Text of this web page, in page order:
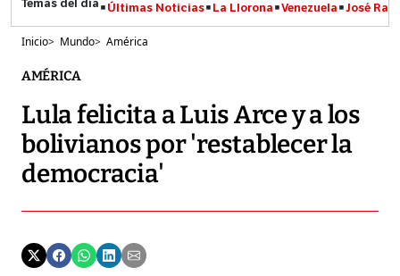
Últimas Noticias La Llorona Venezuela José
Inicio> Mundo> América
AMÉRICA
Lula felicita a Luis Arce y a los
bolivianos por 'restablecer la
democracia'